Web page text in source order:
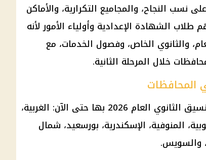
نسب النجاح، والمجاميع التكرارية، والأماكن
الشهادة الإعدادية وأولياء الأمور لأنه
والثانوي الخاص، وفصول الخدمات، مع
خلال المرحلة الثانية.
الثانوي العام
2026 بها حتى الآن: الغربية،
المنوفية، الإسكندرية، بورسعيد، شمال
والسويس.